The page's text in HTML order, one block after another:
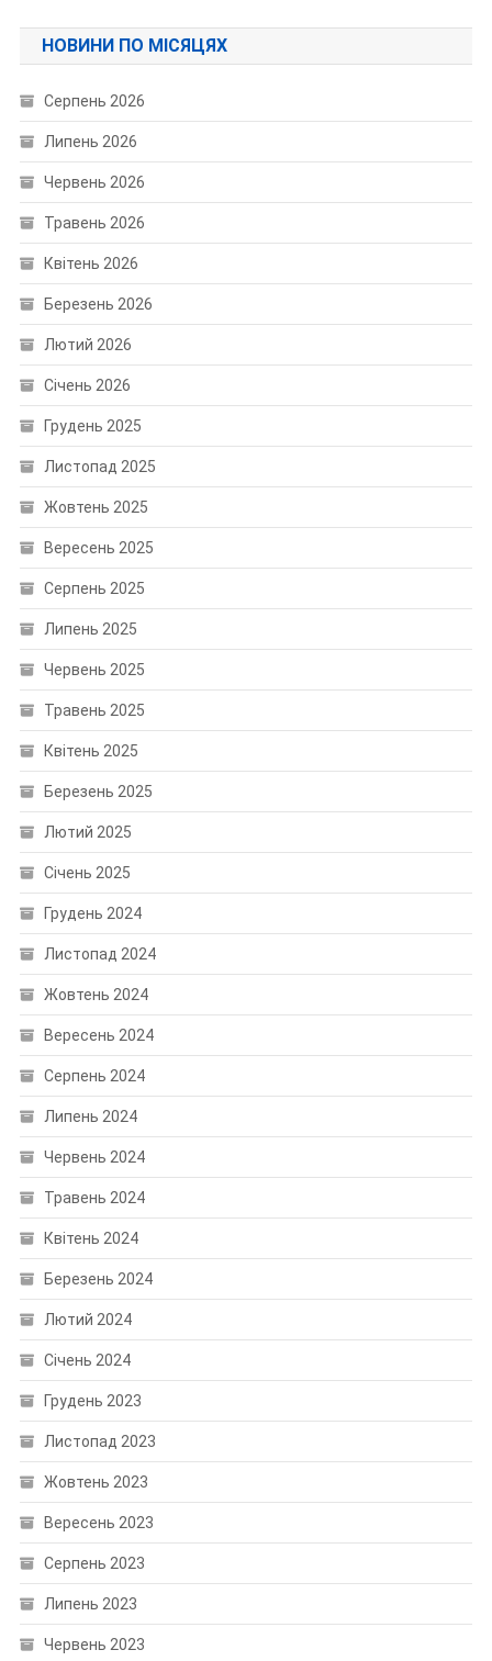
НОВИНИ ПО МІСЯЦЯХ
Серпень 2026
Липень 2026
Червень 2026
Травень 2026
Квітень 2026
Березень 2026
Лютий 2026
Січень 2026
Грудень 2025
Листопад 2025
Жовтень 2025
Вересень 2025
Серпень 2025
Липень 2025
Червень 2025
Травень 2025
Квітень 2025
Березень 2025
Лютий 2025
Січень 2025
Грудень 2024
Листопад 2024
Жовтень 2024
Вересень 2024
Серпень 2024
Липень 2024
Червень 2024
Травень 2024
Квітень 2024
Березень 2024
Лютий 2024
Січень 2024
Грудень 2023
Листопад 2023
Жовтень 2023
Вересень 2023
Серпень 2023
Липень 2023
Червень 2023